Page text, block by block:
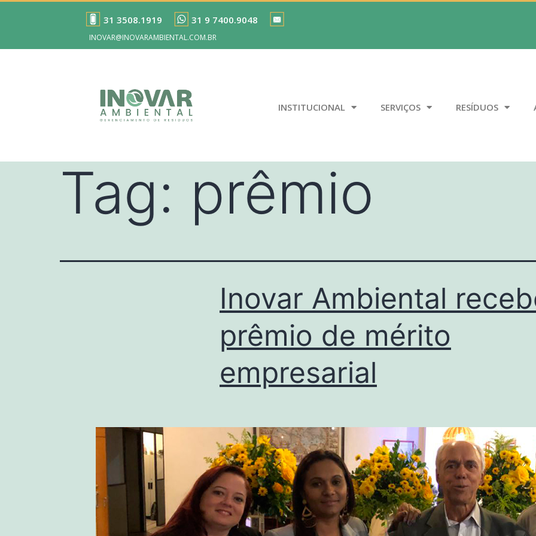
31 3508.1919 31 9 7400.9048
INOVAR@INOVARAMBIENTAL.COM.BR
INSTITUCIONAL SERVIÇOS RESÍDUOS
Tag: prêmio
Inovar Ambiental
prêmio de mérito
empresarial